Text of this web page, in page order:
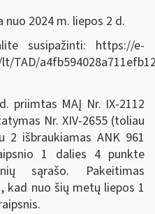
2024 m. liepos 2 d.
susipažinti: https://e-
TAD/
priimtas MAĮ Nr. IX-2112
Nr. XIV-2655 (toliau
išbraukiamas ANK 961
1 dalies 4 punkte
sąrašo. Pakeitimas
nuo šių metų liepos 1